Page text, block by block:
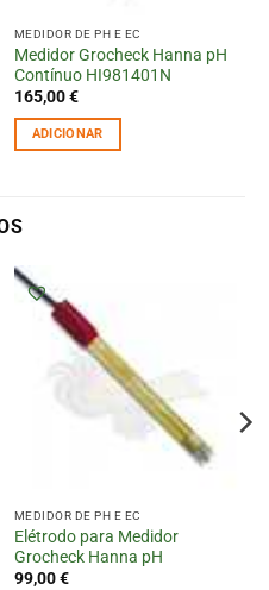
MEDIDOR DE PH E EC
Medidor Grocheck Hanna pH
Contínuo HI981401N
165,00€
ADICIONAR
MEDIDOR DE PH E EC
Elétrodo para Medidor
Grocheck Hanna pH
99,00€